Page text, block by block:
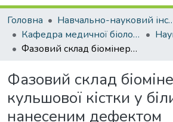
Головна
Навчально-науковий інститут
Кафедра медичної біології та спортивної дієтології
Фазовий склад біомінерала кульшової кістки у білих щурів з нанесеним дефектом великогомілкової кістки після 60-денного введення тартразину
Фазовий склад
кульшової кістки у
нанесеним дефектом